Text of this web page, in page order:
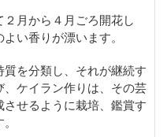
月から４月ごろ開花し
い香りが漂います。
を分類し、それが継続す
、ケイラン作りは、その芸
させるように栽培、鑑賞す